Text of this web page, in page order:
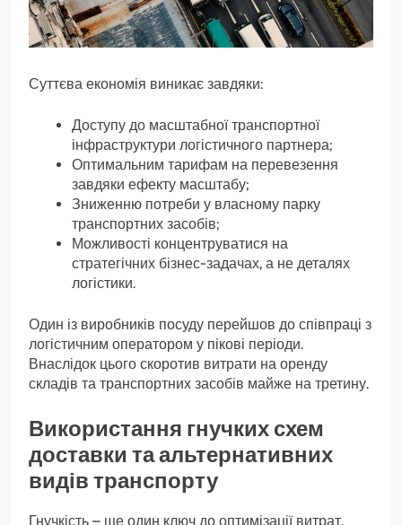
Суттєва економія виникає завдяки:
Доступу до масштабної транспортної
інфраструктури логістичного партнера;
Оптимальним тарифам на перевезення
завдяки ефекту масштабу;
Зниженню потреби у власному парку
транспортних засобів;
Можливості концентруватися на
стратегічних бізнес-задачах, а не деталях
логістики.
Один із виробників посуду перейшов до співпраці з
логістичним оператором у пікові періоди.
Внаслідок цього скоротив витрати на оренду
складів та транспортних засобів майже на третину.
Використання гнучких схем
доставки та альтернативних
видів транспорту
Гнучкість – ще один ключ до оптимізації витрат.